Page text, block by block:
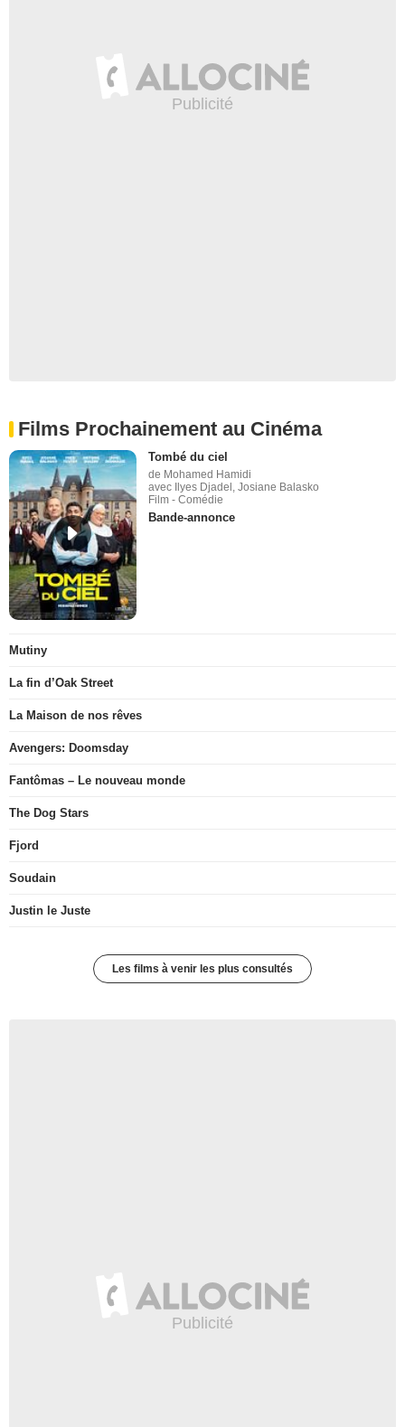
Films Prochainement au Cinéma
Tombé du ciel
de Mohamed Hamidi
avec Ilyes Djadel, Josiane Balasko
Film - Comédie
Bande-annonce
Mutiny
La fin d’Oak Street
La Maison de nos rêves
Avengers: Doomsday
Fantômas – Le nouveau monde
The Dog Stars
Fjord
Soudain
Justin le Juste
Les films à venir les plus consultés